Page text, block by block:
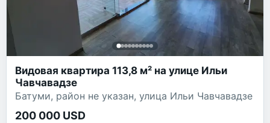
Видовая квартира 113,8 м² на улице Ильи
Чавчавадзе
Батуми, район не указан, улица Ильи Чавчавадзе
200 000 USD